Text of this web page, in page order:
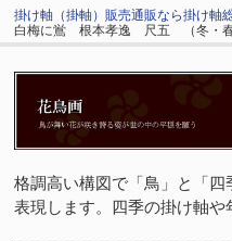
掛け軸（掛軸）販売通販なら掛け軸
白梅に鴬 根本孝逸 尺五 （冬・
格調高い構図で「鳥」と「
表現します。四季の掛け軸や